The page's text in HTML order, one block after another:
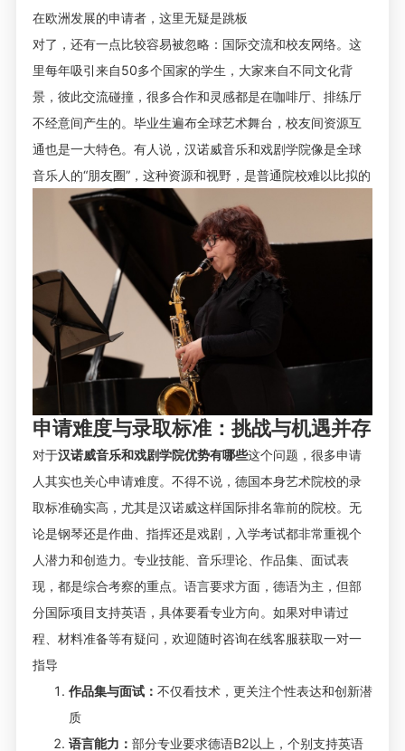
在欧洲发展的申请者，这里无疑是跳板
对了，还有一点比较容易被忽略：国际交流和校友网络。这
里每年吸引来自50多个国家的学生，大家来自不同文化背
景，彼此交流碰撞，很多合作和灵感都是在咖啡厅、排练厅
不经意间产生的。毕业生遍布全球艺术舞台，校友间资源互
通也是一大特色。有人说，汉诺威音乐和戏剧学院像是全球
音乐人的“朋友圈”，这种资源和视野，是普通院校难以比拟的
申请难度与录取标准：挑战与机遇并存
对于汉诺威音乐和戏剧学院优势有哪些这个问题，很多申请
人其实也关心申请难度。不得不说，德国本身艺术院校的录
取标准确实高，尤其是汉诺威这样国际排名靠前的院校。无
论是钢琴还是作曲、指挥还是戏剧，入学考试都非常重视个
人潜力和创造力。专业技能、音乐理论、作品集、面试表
现，都是综合考察的重点。语言要求方面，德语为主，但部
分国际项目支持英语，具体要看专业方向。如果对申请过
程、材料准备等有疑问，欢迎随时咨询在线客服获取一对一
指导
作品集与面试： 不仅看技术，更关注个性表达和创新潜
质
语言能力： 部分专业要求德语B2以上，个别支持英语